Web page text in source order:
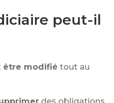
peut-il
être modifié tout au